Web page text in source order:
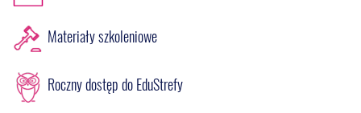
Materiały szkoleniowe
Roczny dostęp do EduStrefy